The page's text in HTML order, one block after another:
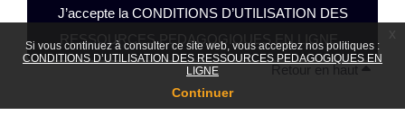
Si vous continuez à consulter ce site web, vous acceptez nos politiques :
CONDITIONS D’UTILISATION DES RESSOURCES PEDAGOGIQUES EN
LIGNE
Continuer
J’accepte la CONDITIONS D’UTILISATION DES
RESSOURCES PEDAGOGIQUES EN LIGNE .
Retour en haut